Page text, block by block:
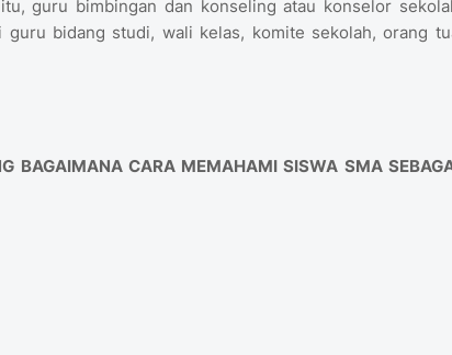
guru bimbingan dan konseling atau konselor
bidang studi, wali kelas, komite sekolah, orang
BAGAIMANA CARA MEMAHAMI SISWA SMA